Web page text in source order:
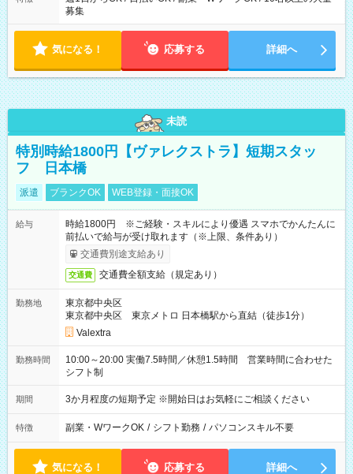
募集
気になる！ 応募する 詳細へ
未読
特別時給1800円【ヴァレクストラ】短期スタッ
フ 日本橋
派遣 ブランクOK WEB登録・面接OK
給与
時給1800円 ※ご経験・スキルにより優遇 スマホでかんたんに
前払いで給与が受け取れます（※上限、条件あり）
交通費別途支給あり
交通費 交通費全額支給（規定あり）
勤務地
東京都中央区
東京都中央区 東京メトロ 日本橋駅から直結（徒歩1分）
Valextra
勤務時間
10:00～20:00 実働7.5時間／休憩1.5時間 営業時間に合わせた
シフト制
期間 3か月程度の短期予定 ※開始日はお気軽にご相談ください
特徴 副業・WワークOK / シフト勤務 / パソコンスキル不要
気になる！ 応募する 詳細へ